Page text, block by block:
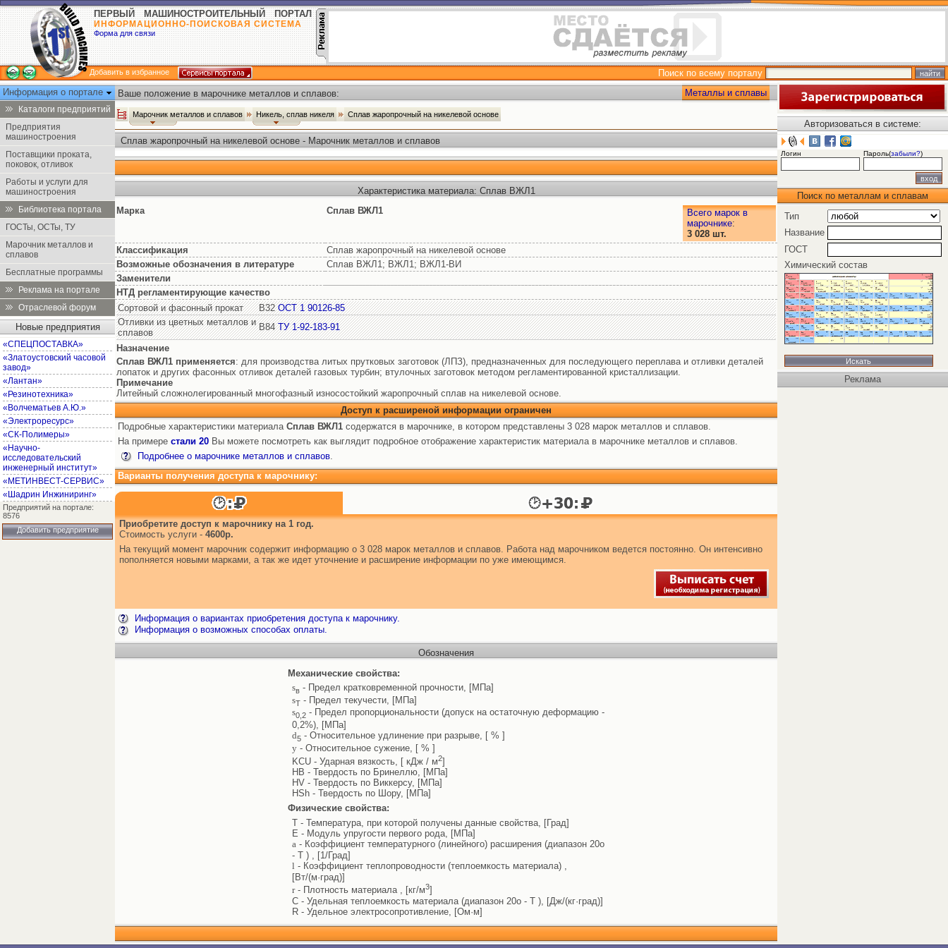
ПЕРВЫЙ МАШИНОСТРОИТЕЛЬНЫЙ ПОРТАЛ
ИНФОРМАЦИОННО-ПОИСКОВАЯ СИСТЕМА
Форма для связи
Добавить в избранное
Поиск по всему порталу
Информация о портале
Каталоги предприятий
Предприятия
машиностроения
Поставщики проката,
поковок, отливок
Работы и услуги для
машиностроения
Библиотека портала
ГОСТы, ОСТы, ТУ
Марочник металлов и
сплавов
Бесплатные программы
Реклама на портале
Отраслевой форум
Новые предприятия
«СПЕЦПОСТАВКА»
«Златоустовский часовой
завод»
«Лантан»
«Резинотехника»
«Волчематьев А.Ю.»
«Электроресурс»
«СК-Полимеры»
«Научно-
исследовательский
инженерный институт»
«МЕТИНВЕСТ-СЕРВИС»
«Шадрин Инжиниринг»
Предприятий на портале:
8576
Добавить предприятие
Ваше положение в марочнике металлов и сплавов: Металлы и сплавы
Марочник металлов и сплавов Никель, сплав никеля Сплав жаропрочный на никелевой основе
Сплав жаропрочный на никелевой основе - Марочник металлов и сплавов
Характеристика материала: Сплав ВЖЛ1
Марка
Сплав ВЖЛ1
Всего марок в
марочнике:
3 028 шт.
Классификация
Сплав жаропрочный на никелевой основе
Возможные обозначения в литературе
Сплав ВЖЛ1; ВЖЛ1; ВЖЛ1-ВИ
Заменители
НТД регламентирующие качество
Сортовой и фасонный прокат
В32 ОСТ 1 90126-85
Отливки из цветных металлов и
сплавов
В84 ТУ 1-92-183-91
Назначение
Сплав ВЖЛ1 применяется: для производства литых прутковых заготовок (ЛПЗ), предназначенных для последующего переплава и отливки деталей
лопаток и других фасонных отливок деталей газовых турбин; втулочных заготовок методом регламентированной кристаллизации.
Примечание
Литейный сложнолегированный многофазный износостойкий жаропрочный сплав на никелевой основе.
Доступ к расширеной информации ограничен
Подробные характеристики материала Сплав ВЖЛ1 содержатся в марочнике, в котором представлены 3 028 марок металлов и сплавов.
На примере стали 20 Вы можете посмотреть как выглядит подробное отображение характеристик материала в марочнике металлов и сплавов.
Подробнее о марочнике металлов и сплавов.
Варианты получения доступа к марочнику:
Приобретите доступ к марочнику на 1 год.
Стоимость услуги - 4600р.
На текущий момент марочник содержит информацию о 3 028 марок металлов и сплавов. Работа над марочником ведется постоянно. Он интенсивно
пополняется новыми марками, а так же идет уточнение и расширение информации по уже имеющимся.
Информация о вариантах приобретения доступа к марочнику.
Информация о возможных способах оплаты.
Обозначения
Механические свойства:
sв - Предел кратковременной прочности, [МПа]
sТ- Предел текучести, [МПа]
s0,2- Предел пропорциональности (допуск на остаточную деформацию -
0,2%), [МПа]
d5- Относительное удлинение при разрыве, [ % ]
y- Относительное сужение, [ % ]
KCU - Ударная вязкость, [ кДж / м2]
HB - Твердость по Бринеллю, [МПа]
HV - Твердость по Виккерсу, [МПа]
HSh - Твердость по Шору, [МПа]
Физические свойства:
T - Температура, при которой получены данные свойства, [Град]
E - Модуль упругости первого рода, [МПа]
a- Коэффициент температурного (линейного) расширения (диапазон 20o
- T ) , [1/Град]
l - Коэффициент теплопроводности (теплоемкость материала) ,
[Вт/(м·град)]
r- Плотность материала , [кг/м3]
C - Удельная теплоемкость материала (диапазон 20o - T ), [Дж/(кг·град)]
R - Удельное электросопротивление, [Ом·м]
Авторизоваться в системе:
Логин Пароль(забыли?)
Поиск по металлам и сплавам
Тип
Название
ГОСТ
Химический состав
Реклама